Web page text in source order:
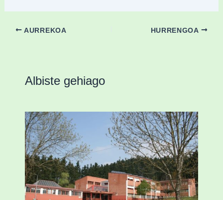
AURREKOA HURRENGOA
Albiste gehiago
Amorebietak eta Eusko Jaurlaritzak